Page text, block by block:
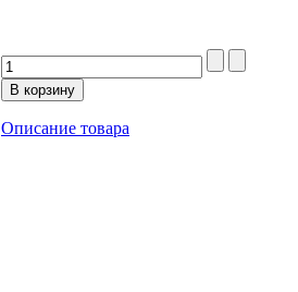
Описание товара